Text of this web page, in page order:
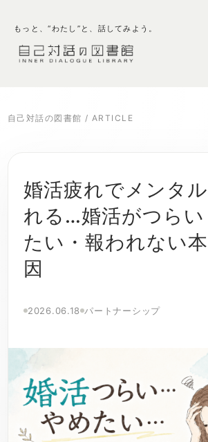
もっと、“わたし”と、話してみよう。
自己対話の図書館 / ARTICLE
婚活疲れでメンタ
れる…婚活がつらい
たい・報われない
因
2026.06.18 パートナーシップ